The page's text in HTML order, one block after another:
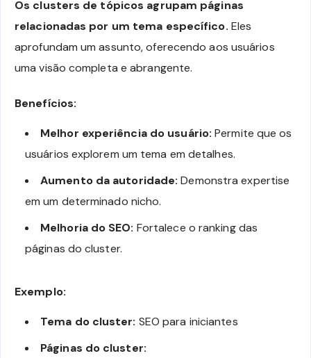
Os clusters de tópicos agrupam páginas
relacionadas por um tema específico. Eles
aprofundam um assunto, oferecendo aos usuários
uma visão completa e abrangente.
Benefícios:
Melhor experiência do usuário: Permite que os
usuários explorem um tema em detalhes.
Aumento da autoridade: Demonstra expertise
em um determinado nicho.
Melhoria do SEO: Fortalece o ranking das
páginas do cluster.
Exemplo:
Tema do cluster: SEO para iniciantes
Páginas do cluster: